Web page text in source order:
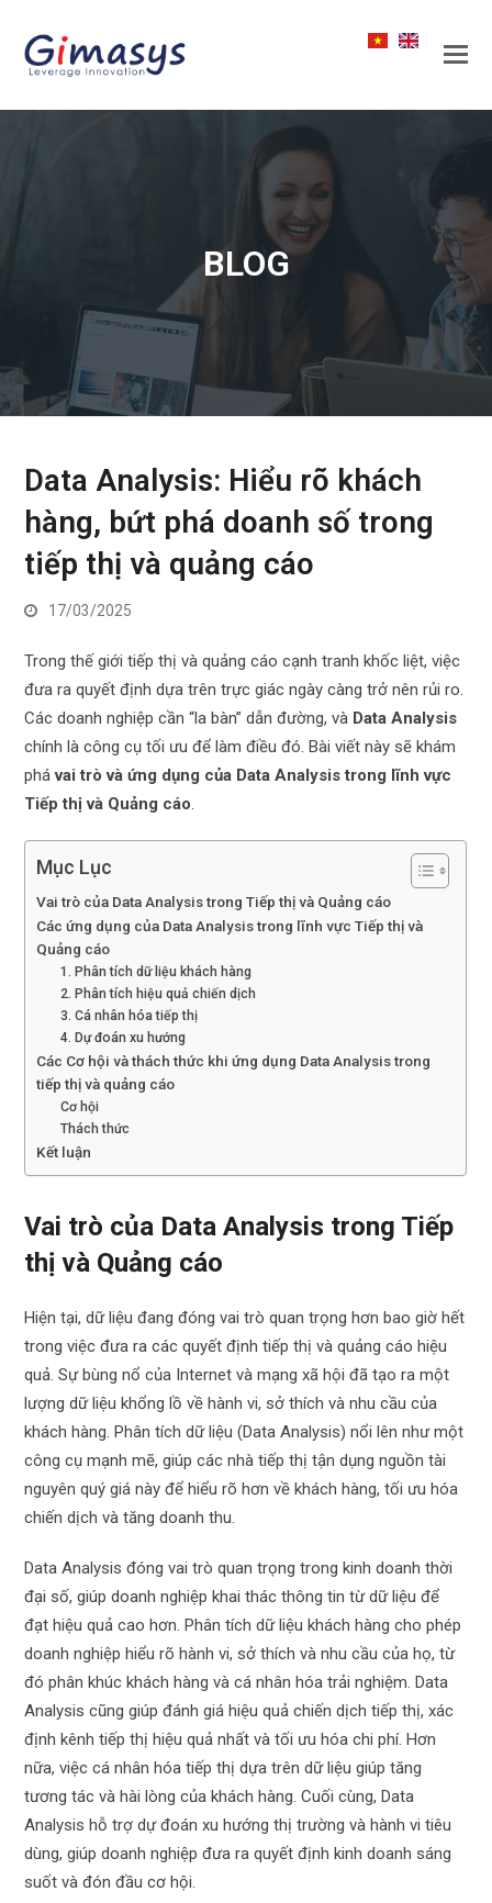
BLOG
Data Analysis: Hiểu rõ khách
hàng, bứt phá doanh số trong
tiếp thị và quảng cáo
17/03/2025
Trong thế giới tiếp thị và quảng cáo cạnh tranh khốc liệt, việc
đưa ra quyết định dựa trên trực giác ngày càng trở nên rủi ro.
Các doanh nghiệp cần “la bàn” dẫn đường, và Data Analysis
chính là công cụ tối ưu để làm điều đó. Bài viết này sẽ khám
phávai trò và ứng dụng của Data Analysis trong lĩnh vực
Tiếp thị và Quảng cáo.
Mục Lục
Vai trò của Data Analysis trong Tiếp thị và Quảng cáo
Các ứng dụng của Data Analysis trong lĩnh vực Tiếp thị và
Quảng cáo
1. Phân tích dữ liệu khách hàng
2. Phân tích hiệu quả chiến dịch
3. Cá nhân hóa tiếp thị
4. Dự đoán xu hướng
Các Cơ hội và thách thức khi ứng dụng Data Analysis trong
tiếp thị và quảng cáo
Cơ hội
Thách thức
Kết luận
Vai trò của Data Analysis trong Tiếp
thị và Quảng cáo
Hiện tại, dữ liệu đang đóng vai trò quan trọng hơn bao giờ hết
trong việc đưa ra các quyết định tiếp thị và quảng cáo hiệu
quả. Sự bùng nổ của Internet và mạng xã hội đã tạo ra một
lượng dữ liệu khổng lồ về hành vi, sở thích và nhu cầu của
khách hàng. Phân tích dữ liệu (Data Analysis) nổi lên như một
công cụ mạnh mẽ, giúp các nhà tiếp thị tận dụng nguồn tài
nguyên quý giá này để hiểu rõ hơn về khách hàng, tối ưu hóa
chiến dịch và tăng doanh thu.
Data Analysis đóng vai trò quan trọng trong kinh doanh thời
đại số, giúp doanh nghiệp khai thác thông tin từ dữ liệu để
đạt hiệu quả cao hơn. Phân tích dữ liệu khách hàng cho phép
doanh nghiệp hiểu rõ hành vi, sở thích và nhu cầu của họ, từ
đó phân khúc khách hàng và cá nhân hóa trải nghiệm. Data
Analysis cũng giúp đánh giá hiệu quả chiến dịch tiếp thị, xác
định kênh tiếp thị hiệu quả nhất và tối ưu hóa chi phí. Hơn
nữa, việc cá nhân hóa tiếp thị dựa trên dữ liệu giúp tăng
tương tác và hài lòng của khách hàng. Cuối cùng, Data
Analysis hỗ trợ dự đoán xu hướng thị trường và hành vi tiêu
dùng, giúp doanh nghiệp đưa ra quyết định kinh doanh sáng
suốt và đón đầu cơ hội.